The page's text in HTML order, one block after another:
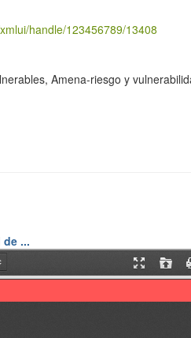
handle/123456789/13408
Amena-riesgo y
de ...